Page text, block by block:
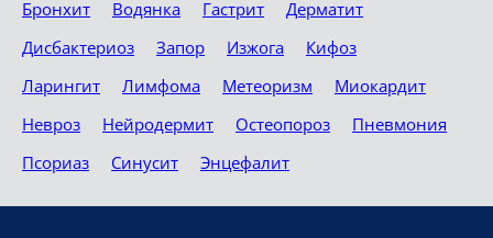
Бронхит
Водянка Гастрит
Дерматит
Дисбактериоз
Запор Изжога
Кифоз
Ларингит
Лимфома Метеоризм
Миокардит
Невроз
Нейродермит Остеопороз
Пневмония
Псориаз
Синусит Энцефалит